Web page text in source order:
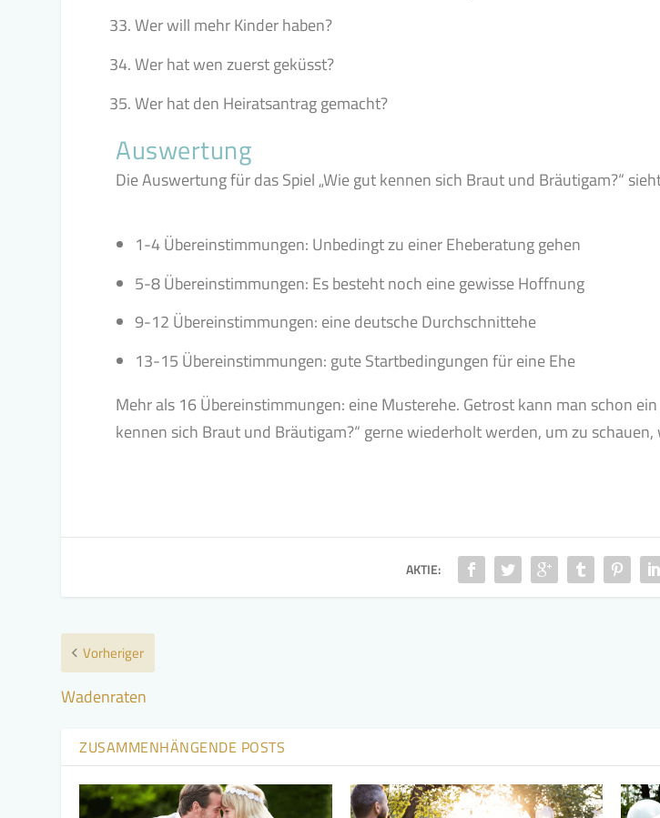
Wer will mehr Kinder haben?
Wer hat wen zuerst geküsst?
Wer hat den Heiratsantrag gemacht?
Auswertung
Die Auswertung für das Spiel „Wie gut kennen sich Braut und Bräutigam?“
1-4 Übereinstimmungen: Unbedingt zu einer Eheberatung gehen
5-8 Übereinstimmungen: Es besteht noch eine gewisse Hoffnung
9-12 Übereinstimmungen: eine deutsche Durchschnittehe
13-15 Übereinstimmungen: gute Startbedingungen für eine Ehe
Mehr als 16 Übereinstimmungen: eine Musterehe. Getrost kann man schon
kennen sich Braut und Bräutigam?“ gerne wiederholt werden, um zu
AKTIE:
Vorheriger
Wadenraten
ZUSAMMENHÄNGENDE POSTS